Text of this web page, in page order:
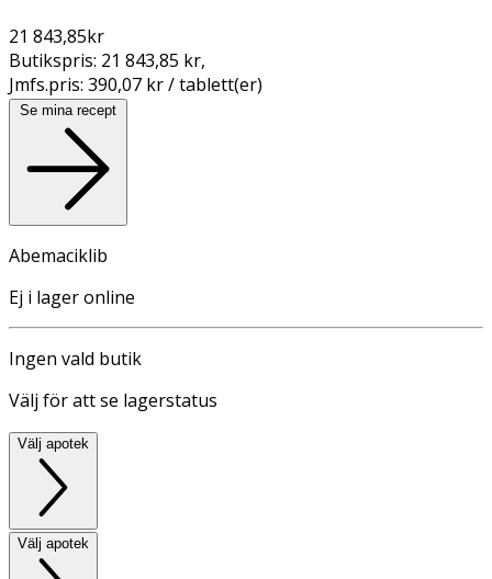
21 843,85kr
Butikspris: 21 843,85 kr,
Jmfs.pris: 390,07 kr / tablett(er)
Se mina recept
Abemaciklib
Ej i lager online
Ingen vald butik
Välj för att se lagerstatus
Välj apotek
Välj apotek